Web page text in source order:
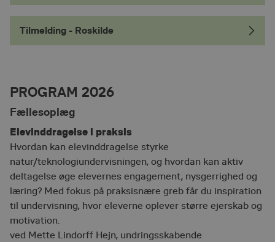
Tilmelding - Roskilde
PROGRAM 2026
Fællesoplæg
Elevinddragelse i praksis
Hvordan kan elevinddragelse styrke
natur/teknologiundervisningen, og hvordan kan aktiv
deltagelse øge elevernes engagement, nysgerrighed og
læring? Med fokus på praksisnære greb får du inspiration
til undervisning, hvor eleverne oplever større ejerskab og
motivation.
ved Mette Lindorff Hejn, undringsskabende